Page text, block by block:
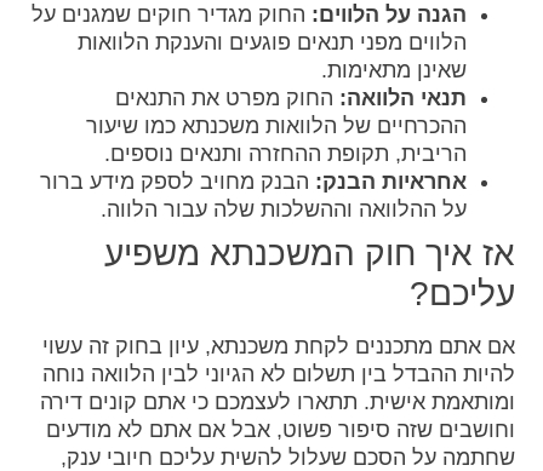
הגנה על הלווים: החוק מגדיר חוקים שמגנים על
הלווים מפני תנאים פוגעים והענקת הלוואות
שאינן מתאימות.
תנאי הלוואה: החוק מפרט את התנאים
ההכרחיים של הלוואות משכנתא כמו שיעור
הריבית, תקופת ההחזרה ותנאים נוספים.
אחראיות הבנק: הבנק מחויב לספק מידע ברור
על ההלוואה וההשלכות שלה עבור הלווה.
אז איך חוק המשכנתא משפיע
עליכם?
אם אתם מתכננים לקחת משכנתא, עיון בחוק זה עשוי
להיות ההבדל בין תשלום לא הגיוני לבין הלוואה נוחה
ומותאמת אישית. תתארו לעצמכם כי אתם קונים דירה
וחושבים שזה סיפור פשוט, אבל אם אתם לא מודעים
שחתמה על הסכם שעלול להשית עליכם חיובי ענק,